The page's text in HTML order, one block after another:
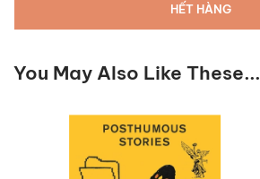
HẾT HÀNG
You May Also Like These...